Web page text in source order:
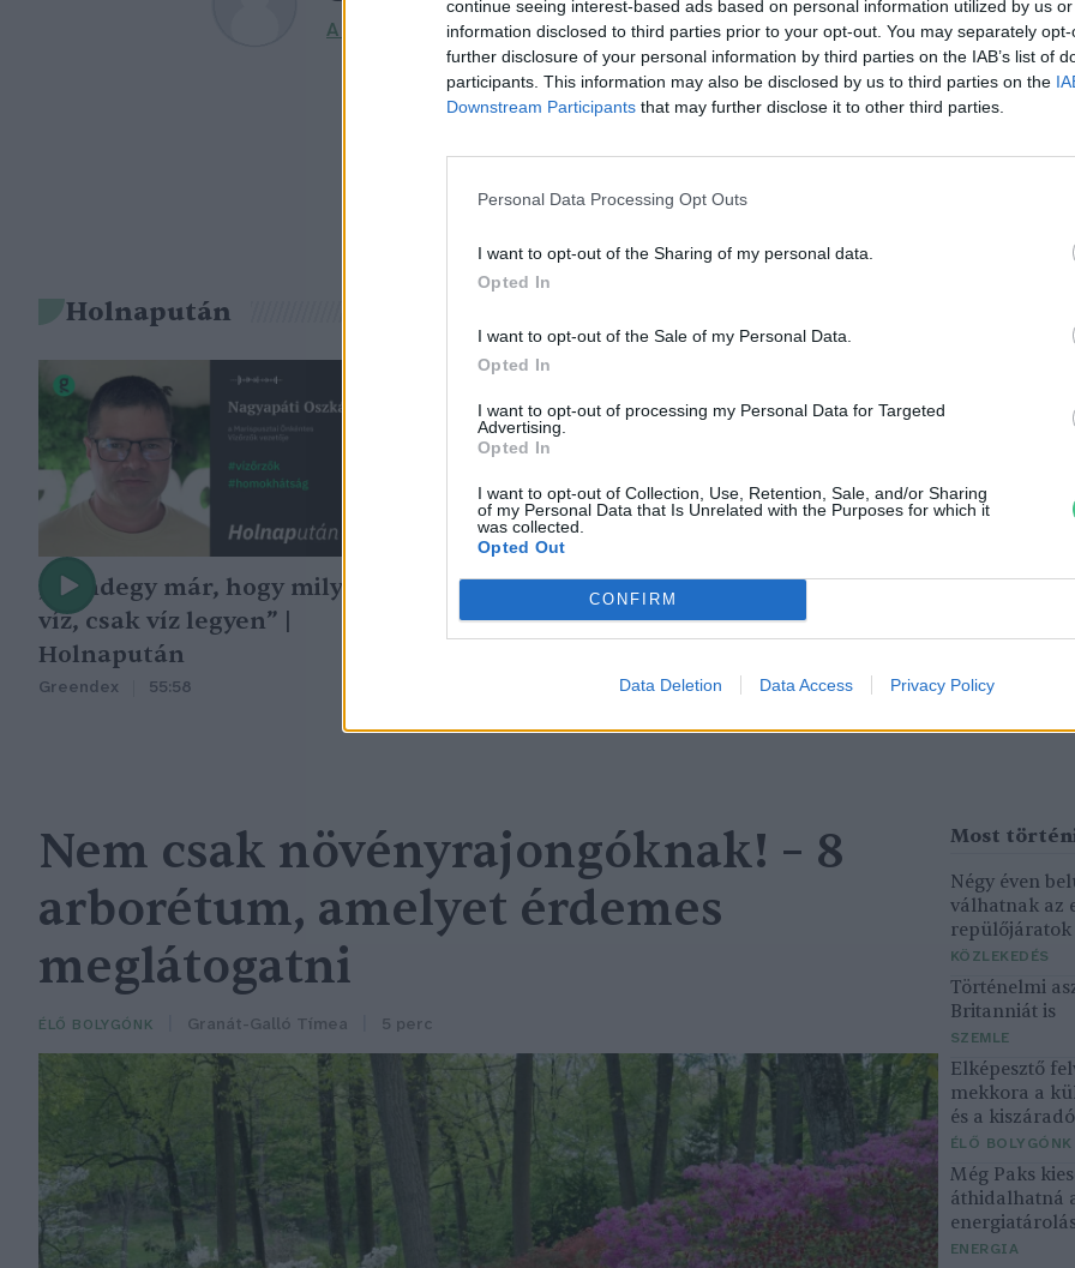
continue seeing interest-based ads based on personal information utilized by us
information disclosed to third parties prior to your opt-out. You may separately
further disclosure of your personal information by third parties on the IAB’s list of
participants. This information may also be disclosed by us to third parties on the
Downstream Participants that may further disclose it to other third parties.
Personal Data Processing Opt Outs
I want to opt-out of the Sharing of my personal data.
Opted In
I want to opt-out of the Sale of my Personal Data.
Opted In
I want to opt-out of processing my Personal Data for Targeted
Advertising.
Opted In
I want to opt-out of Collection, Use, Retention, Sale, and/or Sharing
of my Personal Data that Is Unrelated with the Purposes for which it
was collected.
Opted Out
CONFIRM
Data Deletion Data Access Privacy Policy
A szerző további cikkei
Holnapután
„Mindegy már, hogy milyen
víz, csak víz legyen” |
Holnapután
Greendex 55:58
A vegetációtüzek legfőbb
oka az ember | Holnapután
Nincs élet víz nélkül? –
Ljasuk Dimitry új filmjéről |
Greendex 1:04:15
Nem csak növényrajongóknak! – 8
arborétum, amelyet érdemes
meglátogatni
ÉLŐ BOLYGÓNK Granát-Galló Tímea 5 perc
Négy éven
válhatnak az
KÖZLEKEDÉS
Történelmi
Britanniát is
SZEMLE
Elképesztő
mekkora a
és a
ÉLŐ BOLYGÓNK
Még Paks
áthidalhatná
ENERGIA